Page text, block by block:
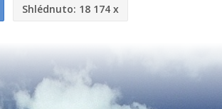
Shlédnuto: 18 174 x